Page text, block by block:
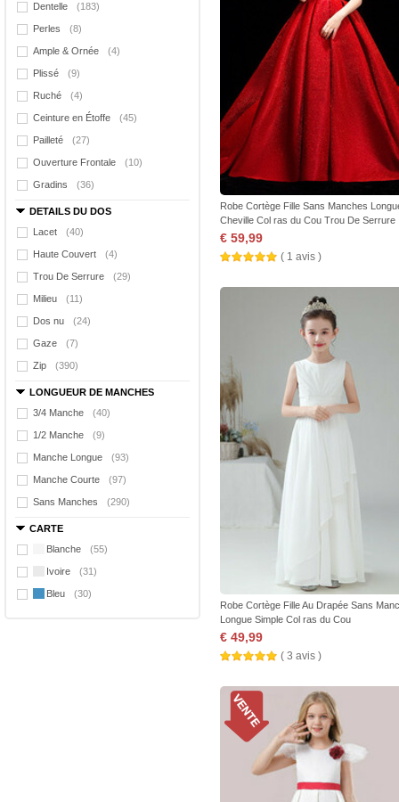
Dentelle (183)
Perles (8)
Ample & Ornée (4)
Plissé (9)
Ruché (4)
Ceinture en Étoffe (45)
Pailleté (27)
Ouverture Frontale (10)
Gradins (36)
DETAILS DU DOS
Lacet
(40)
Haute Couvert (4)
Trou De Serrure (29)
Milieu (11)
Dos nu (24)
Gaze (7)
Zip (390)
LONGUEUR DE MANCHES
3/4 Manche
(40)
1/2 Manche (9)
Manche Longue (93)
Manche Courte (97)
Sans Manches (290)
CARTE
Blanche
(55)
Ivoire (31)
Bleu (30)
Robe Cortège Fille Sans Manches
Cheville Col ras du Cou Trou De Serrure
€ 59,99
( 1 avis )
Robe Cortège Fille Au Drapée Sans
Longue Simple Col ras du Cou
€ 49,99
( 3 avis )